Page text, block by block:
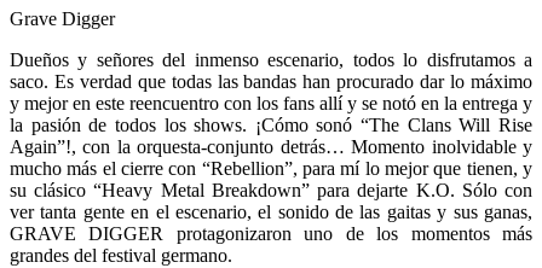
Grave Digger
Dueños y señores del inmenso escenario, todos lo disfrutamos a
saco. Es verdad que todas las bandas han procurado dar lo máximo
y mejor en este reencuentro con los fans allí y se notó en la entrega y
la pasión de todos los shows. ¡Cómo sonó “The Clans Will Rise
Again”!, con la orquesta-conjunto detrás… Momento inolvidable y
mucho más el cierre con “Rebellion”, para mí lo mejor que tienen, y
su clásico “Heavy Metal Breakdown” para dejarte K.O. Sólo con
ver tanta gente en el escenario, el sonido de las gaitas y sus ganas,
GRAVE DIGGER protagonizaron uno de los momentos más
grandes del festival germano.